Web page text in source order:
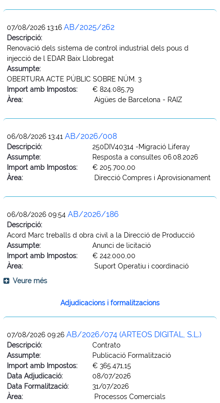
07/08/2026 13:16 AB/2025/262
Descripció:
Renovació dels sistema de control industrial dels pous d
injecció de l EDAR Baix Llobregat
Assumpte:
OBERTURA ACTE PÚBLIC SOBRE NÚM. 3
Import amb Impostos:
€ 824.085,79
Àrea:
Aigües de Barcelona - RAIZ
06/08/2026 13:41 AB/2026/008
Descripció:
250DIV40314 -Migració Liferay
Assumpte:
Resposta a consultes 06.08.2026
Import amb Impostos:
€ 205.700,00
Àrea:
Direcció Compres i Aprovisionament
06/08/2026 09:54 AB/2026/186
Descripció:
Acord Marc treballs d obra civil a la Direcció de Producció
Assumpte:
Anunci de licitació
Import amb Impostos:
€ 242.000,00
Àrea:
Suport Operatiu i coordinació
Veure més
Adjudicacions i formalitzacions
07/08/2026 09:26 AB/2026/074 (ARTEOS DIGITAL, S.L.)
Descripció:
Contrato
Assumpte:
Publicació Formalització
Import amb Impostos:
€ 365.471,15
Data Adjudicació:
08/07/2026
Data Formalització:
31/07/2026
Àrea:
Processos Comercials